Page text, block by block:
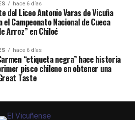
hace 6 días
del Liceo Antonio Varas de Vicuña
el Campeonato Nacional de Cueca
Arroz” en Chiloé
hace 6 días
“etiqueta negra” hace historia
pisco chileno en obtener una
Taste